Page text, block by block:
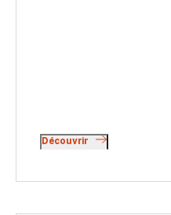
Découvrir